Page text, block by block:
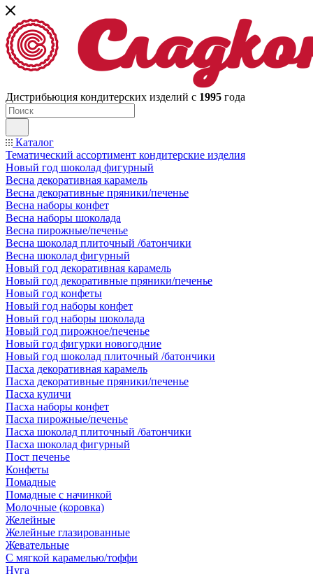
Дистрибьюция кондитерских изделий с 1995 года
Каталог
Тематический ассортимент кондитерские изделия
Новый год шоколад фигурный
Весна декоративная карамель
Весна декоративные пряники/печенье
Весна наборы конфет
Весна наборы шоколада
Весна пирожные/печенье
Весна шоколад плиточный /батончики
Весна шоколад фигурный
Новый год декоративная карамель
Новый год декоративные пряники/печенье
Новый год конфеты
Новый год наборы конфет
Новый год наборы шоколада
Новый год пирожное/печенье
Новый год фигурки новогодние
Новый год шоколад плиточный /батончики
Пасха декоративная карамель
Пасха декоративные пряники/печенье
Пасха куличи
Пасха наборы конфет
Пасха пирожные/печенье
Пасха шоколад плиточный /батончики
Пасха шоколад фигурный
Пост печенье
Конфеты
Помадные
Помадные с начинкой
Молочные (коровка)
Желейные
Желейные глазированные
Жевательные
С мягкой карамелью/тоффи
Нуга